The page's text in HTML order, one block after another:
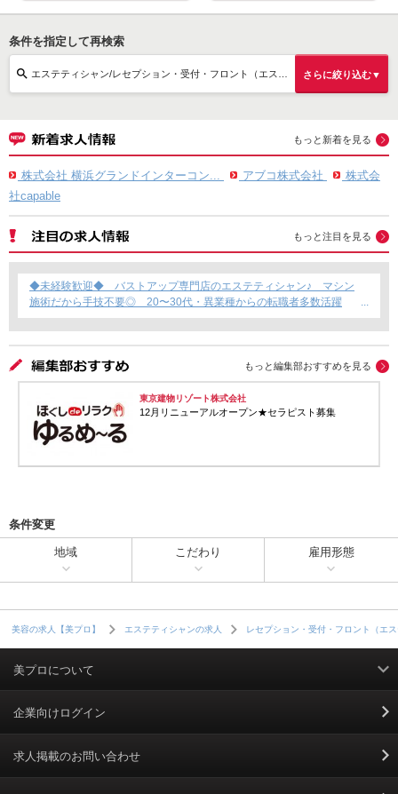
条件を指定して再検索
エステティシャン/レセプション・受付・フロント（エステティシャン）/正社員 さらに絞り込む▼
もっと新着を見る
株式会社 横浜グランドインターコン... アブコ株式会社
株式会
社capable
もっと注目を見る
◆未経験歓迎◆ バストアップ専門店のエステティシャン♪ マシン
施術だから手技不要◎ 20〜30代・異業種からの転職者多数活躍
中！
もっと編集部おすすめを見る
東京建物リゾート株式会社
12月リニューアルオープン★セラピスト募集
条件変更
地域 こだわり 雇用形態
美容の求人【美プロ】 エステティシャンの求人 レセプション・受付・フロント（エ
美プロについて
利用規約
掲載規約
企業向けログイン
求人掲載のお問い合わせ